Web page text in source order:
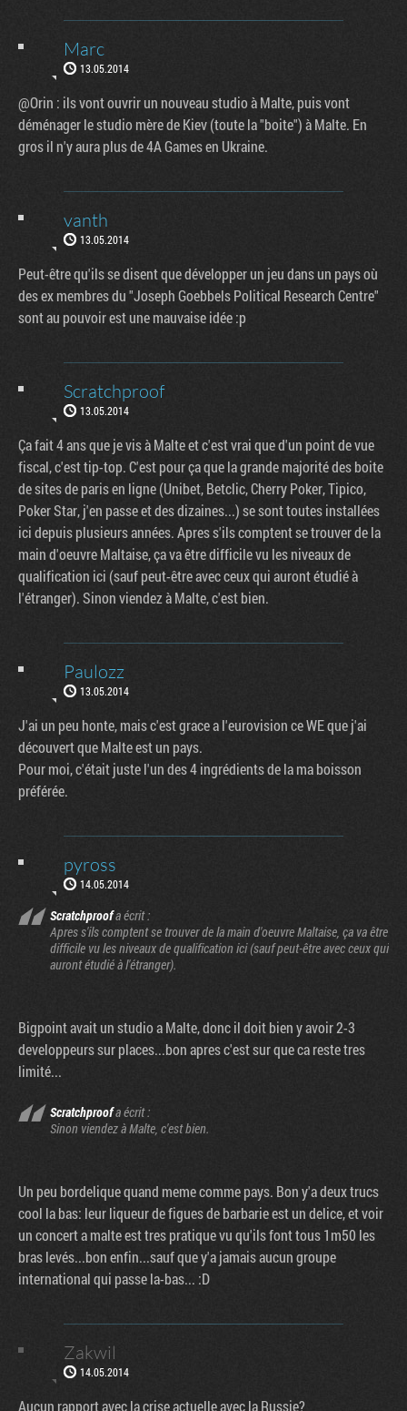
Marc
13.05.2014
@Orin : ils vont ouvrir un nouveau studio à Malte, puis vont
déménager le studio mère de Kiev (toute la "boite") à Malte. En
gros il n'y aura plus de 4A Games en Ukraine.
vanth
13.05.2014
Peut-être qu'ils se disent que développer un jeu dans un pays où
des ex membres du "Joseph Goebbels Political Research Centre"
sont au pouvoir est une mauvaise idée :p
Scratchproof
13.05.2014
Ça fait 4 ans que je vis à Malte et c'est vrai que d'un point de vue
fiscal, c'est tip-top. C'est pour ça que la grande majorité des boite
de sites de paris en ligne (Unibet, Betclic, Cherry Poker, Tipico,
Poker Star, j'en passe et des dizaines...) se sont toutes installées
ici depuis plusieurs années. Apres s'ils comptent se trouver de la
main d'oeuvre Maltaise, ça va être difficile vu les niveaux de
qualification ici (sauf peut-être avec ceux qui auront étudié à
l'étranger). Sinon viendez à Malte, c'est bien.
Paulozz
13.05.2014
J'ai un peu honte, mais c'est grace a l'eurovision ce WE que j'ai
découvert que Malte est un pays.
Pour moi, c'était juste l'un des 4 ingrédients de la ma boisson
préférée.
pyross
14.05.2014
Scratchproofa écrit :
Apres s'ils comptent se trouver de la main d'oeuvre Maltaise, ça va être
difficile vu les niveaux de qualification ici (sauf peut-être avec ceux qui
auront étudié à l'étranger).
Bigpoint avait un studio a Malte, donc il doit bien y avoir 2-3
developpeurs sur places...bon apres c'est sur que ca reste tres
limité...
Scratchproofa écrit :
Sinon viendez à Malte, c'est bien.
Un peu bordelique quand meme comme pays. Bon y'a deux trucs
cool la bas: leur liqueur de figues de barbarie est un delice, et voir
un concert a malte est tres pratique vu qu'ils font tous 1m50 les
bras levés...bon enfin...sauf que y'a jamais aucun groupe
international qui passe la-bas... :D
Zakwil
14.05.2014
Aucun rapport avec la crise actuelle avec la Russie?